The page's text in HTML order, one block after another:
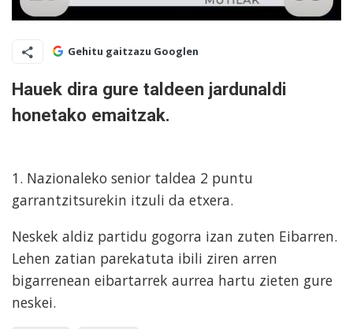
Gehitu gaitzazu Googlen
Hauek dira gure taldeen jardunaldi
honetako emaitzak.
1. Nazionaleko senior taldea 2 puntu
garrantzitsurekin itzuli da etxera.
Neskek aldiz partidu gogorra izan zuten Eibarren.
Lehen zatian parekatuta ibili ziren arren
bigarrenean eibartarrek aurrea hartu zieten gure
neskei.